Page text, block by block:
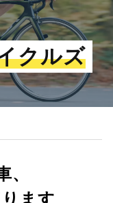
クルズ
、
ます